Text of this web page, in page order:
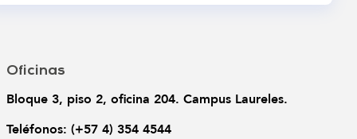
Oficinas
Bloque 3, piso 2, oficina 204. Campus Laureles.
Teléfonos: (+57 4) 354 4544